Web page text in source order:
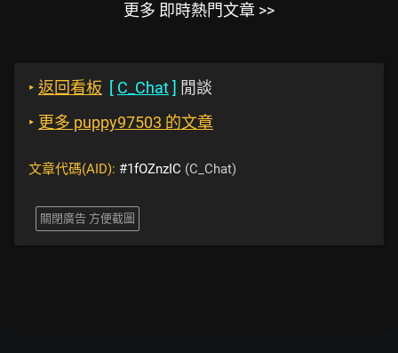
更多 即時熱門文章 >>
‣ 返回看板 [ C_Chat] 閒談
‣ 更多 puppy97503 的文章
文章代碼(AID): #1fOZnzIC (C_Chat)
關閉廣告 方便截圖